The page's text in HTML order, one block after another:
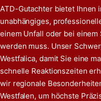
ATD-Gutachter bietet Ihnen
unabhängiges,
einem Unfall oder bei
werden muss. Unser
Westfalica, damit Sie eine
schnelle Reaktionszeiten
wir regionale
Westfalen, um höchste